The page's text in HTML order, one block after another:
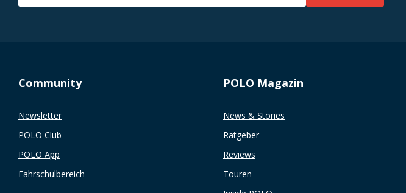
Community
Newsletter
POLO Club
POLO App
Fahrschulbereich
POLO Magazin
News & Stories
Ratgeber
Reviews
Touren